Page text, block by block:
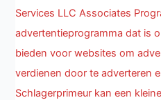
Services LLC Associates
advertentieprogramma dat is
bieden voor websites om
verdienen door te adverteren
Schlagerprimeur kan een